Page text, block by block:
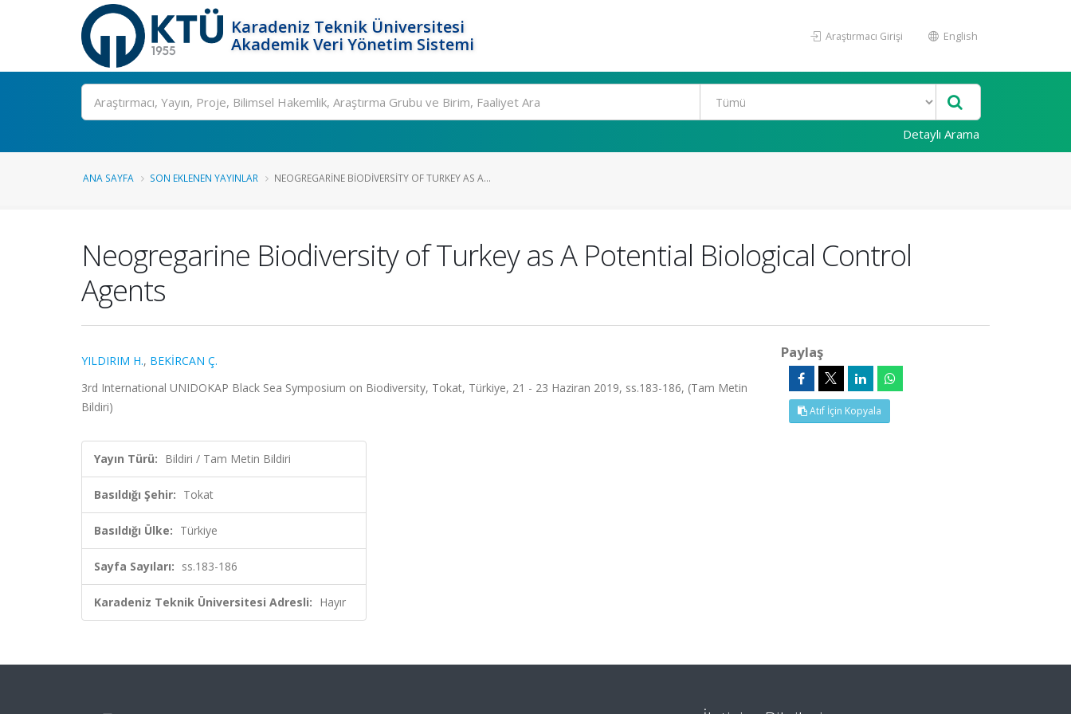
Karadeniz Teknik Üniversitesi
Akademik Veri Yönetim Sistemi
Araştırmacı Girişi English
Ara
Detaylı Arama
ANA SAYFA SON EKLENEN YAYINLAR NEOGREGARINE BIODIVERSITY OF TURKEY AS A...
Neogregarine Biodiversity of Turkey as A Potential Biological Control
Agents
YILDIRIM H., BEKİRCAN Ç.
3rd International UNIDOKAP Black Sea Symposium on Biodiversity, Tokat, Türkiye, 21 - 23 Haziran 2019, ss.183-186, (Tam Metin
Bildiri)
Yayın Türü: Bildiri / Tam Metin Bildiri
Basıldığı Şehir: Tokat
Basıldığı Ülke: Türkiye
Sayfa Sayıları: ss.183-186
Karadeniz Teknik Üniversitesi Adresli: Hayır
Paylaş
Atıf İçin Kopyala